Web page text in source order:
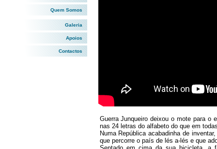
Quem Somos
Galeria
Apoios
Contactos
Guerra Junqueiro deixou o mote para o
nas 24 letras do alfabeto do que em
Numa República acabadinha de
que percorre o país de lés a-lés e que